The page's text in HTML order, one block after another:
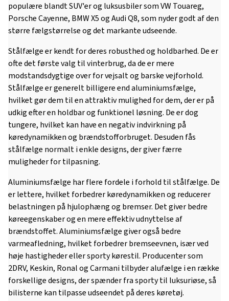
populære blandt SUV'er og luksusbiler som VW Touareg,
Porsche Cayenne, BMW X5 og Audi Q8, som nyder godt af den
større fælgstørrelse og det markante udseende.
Stålfælge er kendt for deres robusthed og holdbarhed. De er
ofte det første valg til vinterbrug, da de er mere
modstandsdygtige over for vejsalt og barske vejforhold.
Stålfælge er generelt billigere end aluminiumsfælge,
hvilket gør dem til en attraktiv mulighed for dem, der er på
udkig efter en holdbar og funktionel løsning. De er dog
tungere, hvilket kan have en negativ indvirkning på
køredynamikken og brændstofforbruget. Desuden fås
stålfælge normalt i enkle designs, der giver færre
muligheder for tilpasning.
Aluminiumsfælge har flere fordele i forhold til stålfælge. De
er lettere, hvilket forbedrer køredynamikken og reducerer
belastningen på hjulophæng og bremser. Det giver bedre
køreegenskaber og en mere effektiv udnyttelse af
brændstoffet. Aluminiumsfælge giver også bedre
varmeafledning, hvilket forbedrer bremseevnen, især ved
høje hastigheder eller sporty kørestil. Producenter som
2DRV, Keskin, Ronal og Carmani tilbyder alufælge i en række
forskellige designs, der spænder fra sporty til luksuriøse, så
bilisterne kan tilpasse udseendet på deres køretøj.